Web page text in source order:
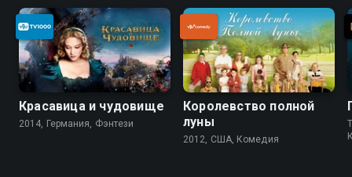
Красавица и чудовище
2014, Германия, Фэнтези
Королевство полной
луны
2012, США, Комедия